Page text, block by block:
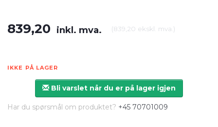
839,20 inkl. mva. (839,20 ekskl. mva. )
IKKE PÅ LAGER
Bli varslet når du er på lager igjen
Har du spørsmål om produktet? +45 70701009